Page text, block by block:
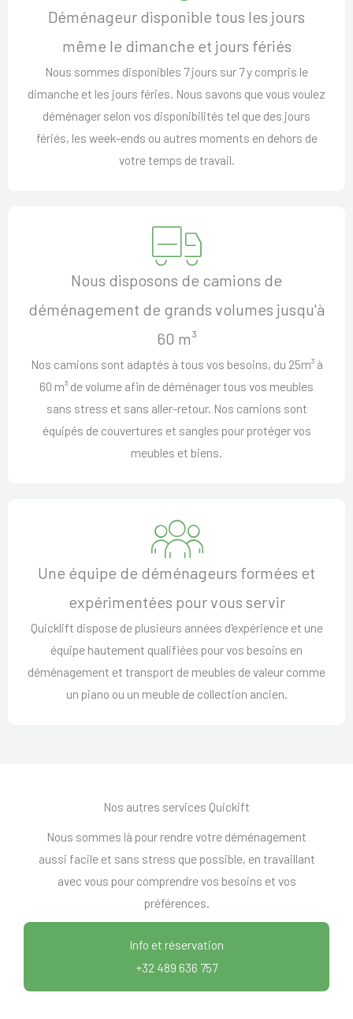
Déménageur disponible tous les jours
même le dimanche et jours fériés
Nous sommes disponibles 7 jours sur 7 y compris le
dimanche et les jours féries. Nous savons que vous voulez
déménager selon vos disponibilités tel que des jours
fériés, les week-ends ou autres moments en dehors de
votre temps de travail.
Nous disposons de camions de
déménagement de grands volumes jusqu'à
60 m³
Nos camions sont adaptés à tous vos besoins, du 25m³ à
60 m³ de volume afin de déménager tous vos meubles
sans stress et sans aller-retour. Nos camions sont
équipés de couvertures et sangles pour protéger vos
meubles et biens.
Une équipe de déménageurs formées et
expérimentées pour vous servir
Quicklift dispose de plusieurs années d'expérience et une
équipe hautement qualifiées pour vos besoins en
déménagement et transport de meubles de valeur comme
un piano ou un meuble de collection ancien.
Nos autres services Quickift
Nous sommes là pour rendre votre déménagement
aussi facile et sans stress que possible, en travaillant
avec vous pour comprendre vos besoins et vos
préférences.
Info et réservation
+32 489 636 757